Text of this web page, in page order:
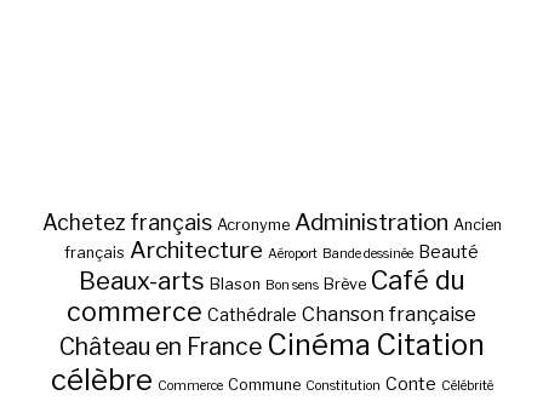
Achetez français Acronyme Administration Ancien
français Architecture Aéroport Bande dessinée Beauté
Beaux-arts Blason Bon sens Brève Café du
commerce Cathédrale Chanson française
Château en France Cinéma Citation
célèbre Commerce Commune Constitution Conte Célébrité